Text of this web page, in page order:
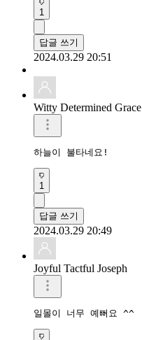
1
답글 쓰기
2024.03.29 20:51
Witty Determined Grace
하늘이 불타네요!
1
답글 쓰기
2024.03.29 20:49
Joyful Tactful Joseph
일몰이 너무 예뻐요 ^^